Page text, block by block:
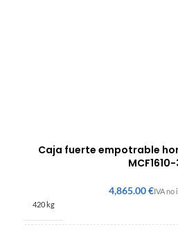
Caja fuerte empotrable
€
420 kg